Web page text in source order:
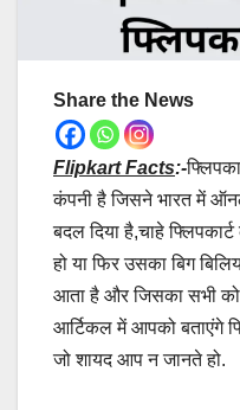
Share the News
Flipkart Facts:-
कंपनी है जिसने भारत में
बदल दिया है,चाहे
हो या फिर उसका बिग
आता है और जिसका सभी
आर्टिकल में आपको बताएंगे
जो शायद आप न जानते हो.